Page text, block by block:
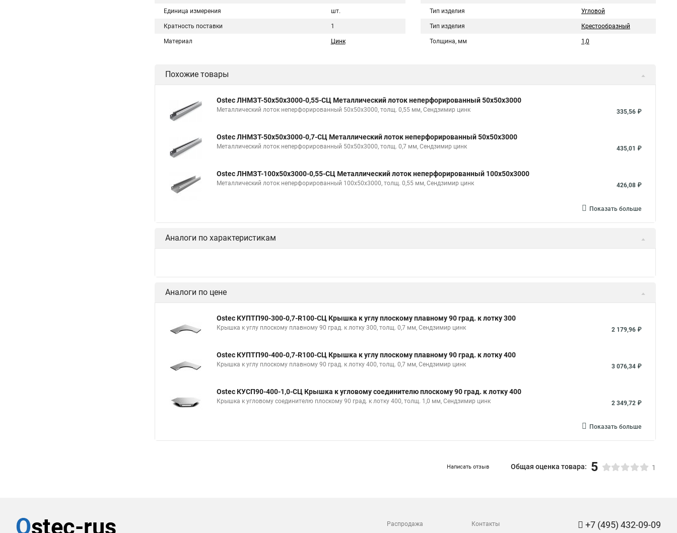
Единица измерения шт.
Кратность поставки 1
Материал Цинк
Тип изделия Угловой
Тип изделия Крестообразный
Толщина, мм 1,0
Похожие товары
Ostec ЛНМЗТ-50х50х3000-0,55-СЦ Металлический лоток неперфорированный 50х50х3000
Металлический лоток неперфорированный 50х50х3000, толщ. 0,55 мм, Сендзимир цинк 335,56 ₽
Ostec ЛНМЗТ-50х50х3000-0,7-СЦ Металлический лоток неперфорированный 50х50х3000
Металлический лоток неперфорированный 50х50х3000, толщ. 0,7 мм, Сендзимир цинк 435,01 ₽
Ostec ЛНМЗТ-100х50х3000-0,55-СЦ Металлический лоток неперфорированный 100х50х3000
Металлический лоток неперфорированный 100х50х3000, толщ. 0,55 мм, Сендзимир цинк 426,08 ₽
Показать больше
Аналоги по характеристикам
1 261,07 ₽
Аналоги по цене
2 179,96 ₽
Ostec КУПТП90-400-0,7-R100-СЦ Крышка к углу плоскому плавному 90 град. к лотку 400